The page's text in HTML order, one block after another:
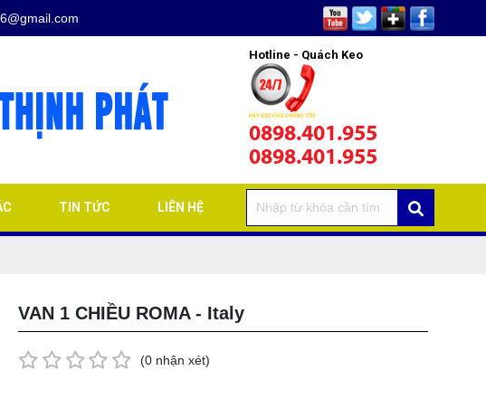
Hotline - Quách Keo
0898.401.955
0898.401.955
TIN TỨC LIÊN HỆ
VAN 1 CHIỀU ROMA - Italy
(0 nhận xét)